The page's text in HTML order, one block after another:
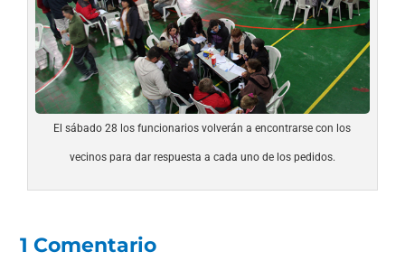
El sábado 28 los funcionarios volverán a encontrarse con los
vecinos para dar respuesta a cada uno de los pedidos.
1 Comentario